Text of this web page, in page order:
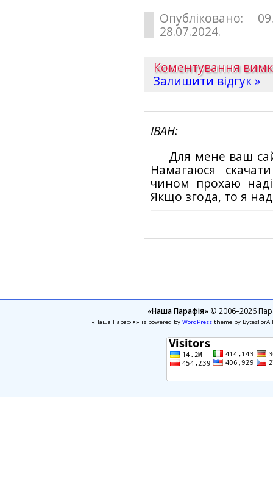
Опубліковано:
28.07.2024.
Коментування
Залишити відгук »
ІВАН
Для мене ваш
Намагаюся
чином прохаю
Якщо згода, то я
«Наша Парафія»© 2006–2026
«Наша Парафія» is powered by WordPresstheme by